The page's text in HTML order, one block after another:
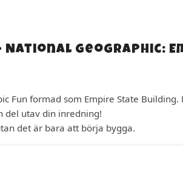
National Geographic:
Fun formad som Empire State
del utav din inredning!
det är bara att börja bygga.